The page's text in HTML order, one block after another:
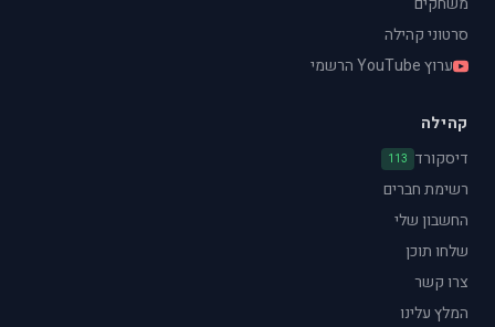
סרטוני קהילה
ערוץ YouTube הרשמי
קהילה
דיסקורד 113
רשימת חברים
החשבון שלי
שלחו תוכן
צרו קשר
המלץ עלינו